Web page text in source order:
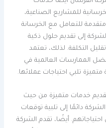
للمشاريع الصناعية،
للتعامل مع الخرسانة
إلى تقديم حلول ذكية
التكلفة. لذلك، تعتمد
الممارسات العالمية في
تلبي احتياجات عملائها.
خدمات متميزة من حيث
دائمًا إلى تلبية توقعات
أيضًا، تقدم الشركة